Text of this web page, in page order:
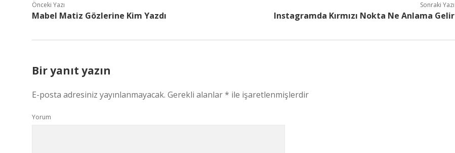
Önceki Yazı
Mabel Matiz Gözlerine Kim Yazdı
Sonraki Yazı
Instagramda Kırmızı Nokta Ne Anlama Gelir
Bir yanıt yazın
E-posta adresiniz yayınlanmayacak. Gerekli alanlar* ile işaretlenmişlerdir
Yorum